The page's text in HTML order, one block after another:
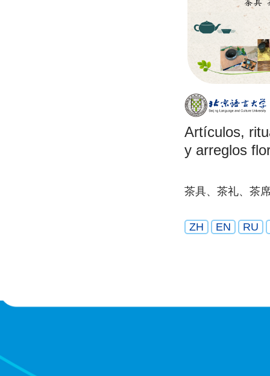
Artículos,
y arreglos
茶具、茶礼、茶
ZH EN RU